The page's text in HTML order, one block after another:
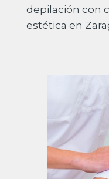
depilación con
estética en